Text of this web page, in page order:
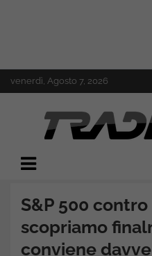
to
venerdì, Agosto 7, 2026
Trading.it
S&P 500
scopriamo
conviene